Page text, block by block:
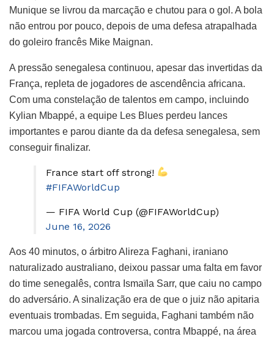
Munique se livrou da marcação e chutou para o gol. A bola
não entrou por pouco, depois de uma defesa atrapalhada
do goleiro francês Mike Maignan.
A pressão senegalesa continuou, apesar das invertidas da
França, repleta de jogadores de ascendência africana.
Com uma constelação de talentos em campo, incluindo
Kylian Mbappé, a equipe Les Blues perdeu lances
importantes e parou diante da da defesa senegalesa, sem
conseguir finalizar.
France start off strong!
#FIFAWorldCup
— FIFA World Cup (@FIFAWorldCup)
June 16, 2026
Aos 40 minutos, o árbitro Alireza Faghani, iraniano
naturalizado australiano, deixou passar uma falta em favor
do time senegalês, contra Ismaïla Sarr, que caiu no campo
do adversário. A sinalização era de que o juiz não apitaria
eventuais trombadas. Em seguida, Faghani também não
marcou uma jogada controversa, contra Mbappé, na área